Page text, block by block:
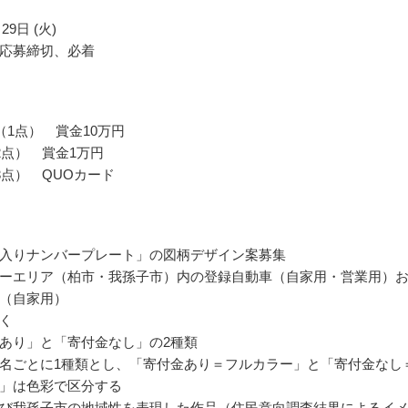
日 (火)
募締切、必着
1点） 賞金10万円
点） 賞金1万円
点） QUOカード
りナンバープレート」の図柄デザイン案募集
エリア（柏市・我孫子市）内の登録自動車（自家用・営業用）
自家用）
り」と「寄付金なし」の2種類
ごとに1種類とし、「寄付金あり＝フルカラー」と「寄付金なし
は色彩で区分する